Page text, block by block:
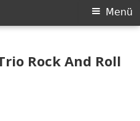
Menü
Rock And Roll